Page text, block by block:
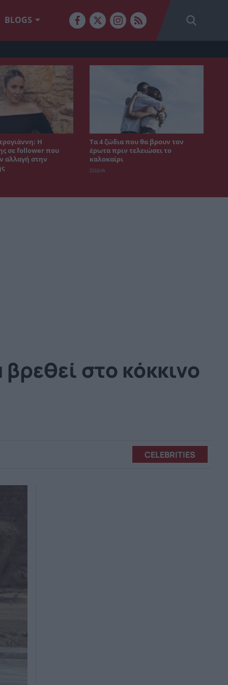
BLOGS
Η
σε follower που
αλλαγή στην
Τα 4 ζώδια που θα βρουν τον
έρωτα πριν τελειώσει το
καλοκαίρι
ΖΩΔΙΑ
στο κόκκινο
CELEBRITIES